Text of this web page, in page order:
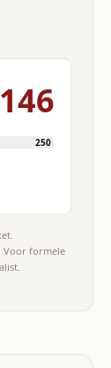
146
250
Voor formele